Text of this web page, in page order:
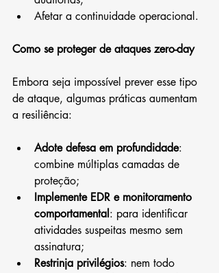
Afetar a continuidade operacional.
Como se proteger de ataques zero-day
Embora seja impossível prever esse tipo
de ataque, algumas práticas aumentam
a resiliência:
Adote defesa em profundidade:
combine múltiplas camadas de
proteção;
Implemente EDR e monitoramento
comportamental: para identificar
atividades suspeitas mesmo sem
assinatura;
Restrinja privilégios: nem todo